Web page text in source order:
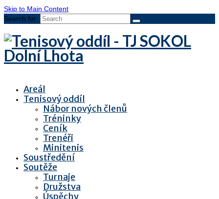
Skip to Main Content
Search for:
Areál
Tenisový oddíl
Nábor nových členů
Tréninky
Ceník
Trenéři
Minitenis
Soustředění
Soutěže
Turnaje
Družstva
Úspěchy